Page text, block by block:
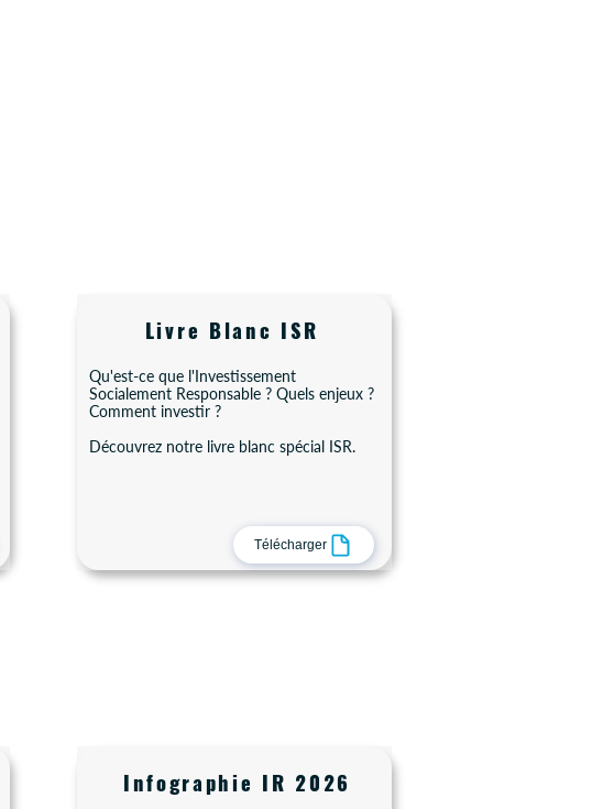
Livre Blanc ISR
Qu'est-ce que l'Investissement
Socialement Responsable ? Quels enjeux ?
Comment investir ?
Découvrez notre livre blanc spécial ISR.
Télécharger
Infographie IR 2026